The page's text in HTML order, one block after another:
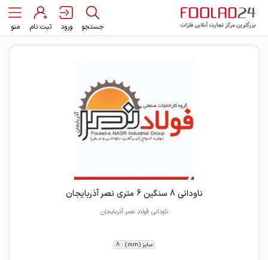
جستجو ورود ثبت نام منو
ناودانی 8 سنگین 6 متری نصر آذربایجان
ناودانی فولاد نصر آذربایجان
سایز (mm) : 8